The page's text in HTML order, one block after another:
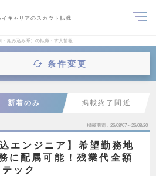
イキャリアのスカウト転職
組み込み系）の転職・求人情報
条件変更
新着のみ 掲載終了間近
掲載期間 26/08/07～26/08/20
エンジニア】希望勤務地
に配属可能！残業代全額
ック